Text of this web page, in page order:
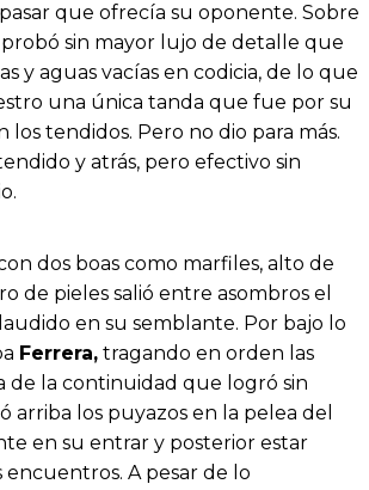
que ofrecía su oponente. Sobre
probó sin mayor lujo de detalle que
y aguas vacías en codicia, de lo que
una única tanda que fue por su
los tendidos. Pero no dio para más.
y atrás, pero efectivo sin
dos boas como marfiles, alto de
de pieles salió entre asombros el
en su semblante. Por bajo lo
Ferrera, tragando en orden las
de la continuidad que logró sin
arriba los puyazos en la pelea del
en su entrar y posterior estar
encuentros. A pesar de lo